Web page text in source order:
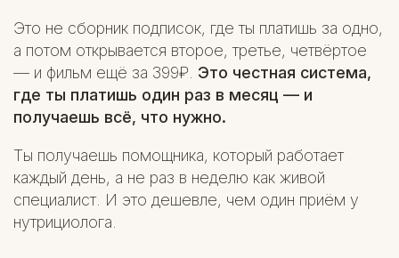
Это не сборник подписок, где ты платишь за одно,
а потом открывается второе, третье, четвёртое
— и фильм ещё за 399₽. Это честная система,
где ты платишь один раз в месяц — и
получаешь всё, что нужно.
Ты получаешь помощника, который работает
каждый день, а не раз в неделю как живой
специалист. И это дешевле, чем один приём у
нутрициолога.